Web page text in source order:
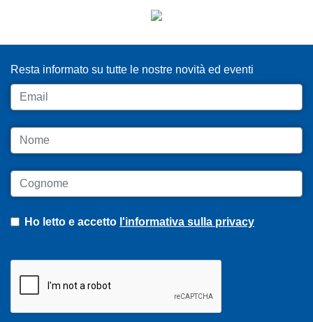
Resta informato su tutte le nostre novità ed eventi
Email
Nome
Cognome
Ho letto e accetto l'informativa sulla privacy